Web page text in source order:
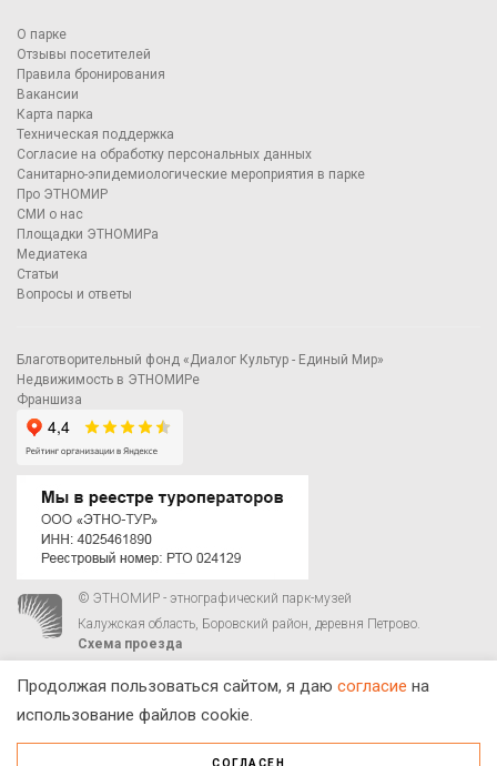
О парке
Отзывы посетителей
Правила бронирования
Вакансии
Карта парка
Техническая поддержка
Согласие на обработку персональных данных
Санитарно-эпидемиологические мероприятия в парке
Про ЭТНОМИР
СМИ о нас
Площадки ЭТНОМИРа
Медиатека
Статьи
Вопросы и ответы
Благотворительный фонд «Диалог Культур - Единый Мир»
Недвижимость в ЭТНОМИРе
Франшиза
© ЭТНОМИР - этнографический парк-музей
Калужская область, Боровский район, деревня Петрово.
Схема проезда
Продолжая пользоваться сайтом, я даю согласие на
использование файлов cookie.
СОГЛАСЕН